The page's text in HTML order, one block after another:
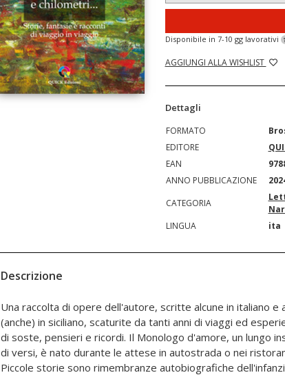
Disponibile in 7-10 gg lavorativi
AGGIUNGI ALLA WISHLIST
Dettagli
FORMATO
EDITORE
EAN
ANNO PUBBLICAZIONE
CATEGORIA
LINGUA
ita
Descrizione
Una raccolta di opere dell'autore, scritte alcune in italiano e
(anche) in siciliano, scaturite da tanti anni di viaggi ed
di soste, pensieri e ricordi. Il Monologo d'amore, un lungo
di versi, è nato durante le attese in autostrada o nei
Piccole storie sono rimembranze autobiografiche
dei Nebrodi siciliani, sono casuali biografie in parte
Racconti da barbiere, estratti da una commedia, per
fantasiosi, potrebbero essere stati realmente raccontati.
intervallo di poesie scritte Quasi in silenzio - che
contemplazione dell'universo, della terra, della vita,